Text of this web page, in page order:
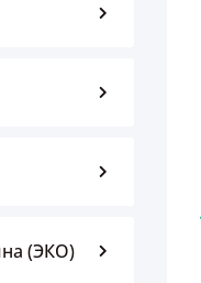
(ЭКО)